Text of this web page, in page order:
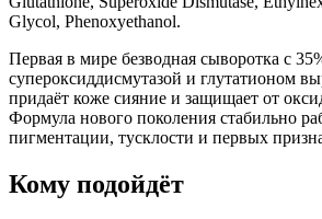
Glycol, Phenoxyethanol.
Первая в мире безводная сыворотка с
супероксиддисмутазой и глутатионом
придаёт коже сияние и защищает от
Формула нового поколения стабильно
пигментации, тусклости и первых
Кому подойдёт